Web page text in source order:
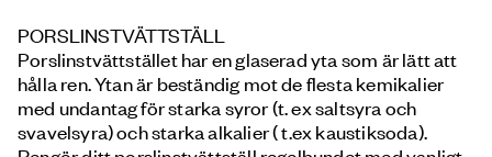
PORSLINSTVÄTTSTÄLL
Porslinstvättstället har en glaserad yta som är lätt att
hålla ren. Ytan är beständig mot de flesta kemikalier
med undantag för starka syror (t. ex saltsyra och
svavelsyra) och starka alkalier ( t.ex kaustiksoda).